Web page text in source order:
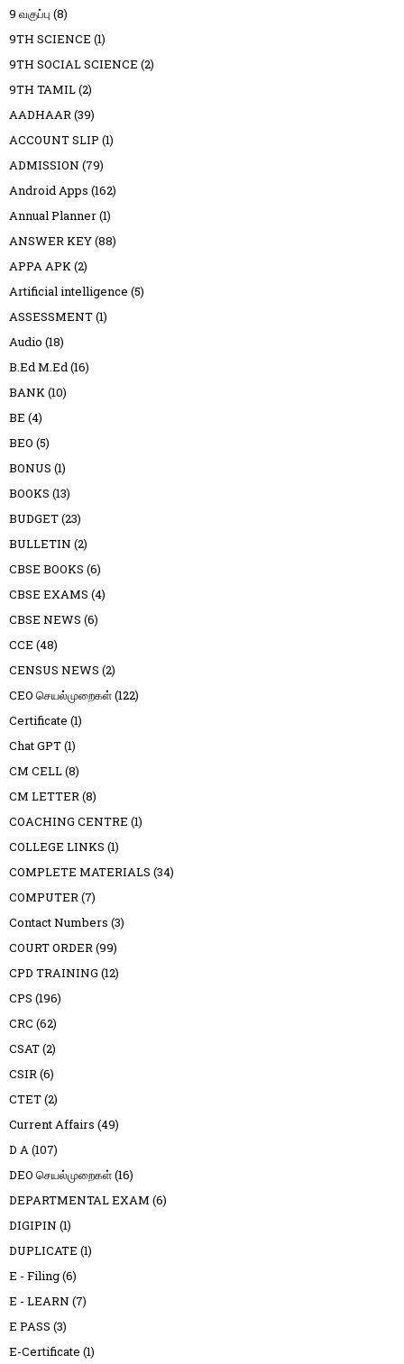
9 வகுப்பு (8)
9TH SCIENCE (1)
9TH SOCIAL SCIENCE (2)
9TH TAMIL(2)
AADHAAR(39)
ACCOUNT SLIP (1)
ADMISSION (79)
Android Apps (162)
Annual Planner(1)
ANSWER KEY(88)
APPA APK(2)
Artificial intelligence (5)
ASSESSMENT(1)
Audio (18)
B.Ed M.Ed(16)
BANK(10)
BE (4)
BEO (5)
BONUS (1)
BOOKS (13)
BUDGET(23)
BULLETIN (2)
CBSE BOOKS (6)
CBSE EXAMS (4)
CBSE NEWS (6)
CCE (48)
CENSUS NEWS (2)
CEO செயல்முறைகள்(122)
Certificate (1)
Chat GPT(1)
CM CELL(8)
CM LETTER(8)
COACHING CENTRE (1)
COLLEGE LINKS (1)
COMPLETE MATERIALS (34)
COMPUTER(7)
Contact Numbers (3)
COURT ORDER(99)
CPD TRAINING (12)
CPS (196)
CRC (62)
CSAT(2)
CSIR(6)
CTET(2)
Current Affairs (49)
D A(107)
DEO செயல்முறைகள்(16)
DEPARTMENTAL EXAM (6)
DIGIPIN (1)
DUPLICATE (1)
E - Filing(6)
E - LEARN (7)
E PASS (3)
E-Certificate (1)